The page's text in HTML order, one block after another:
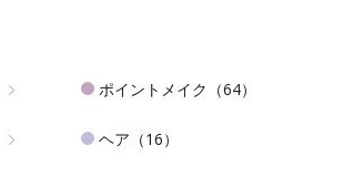
ポイントメイク（64）
ヘア（16）